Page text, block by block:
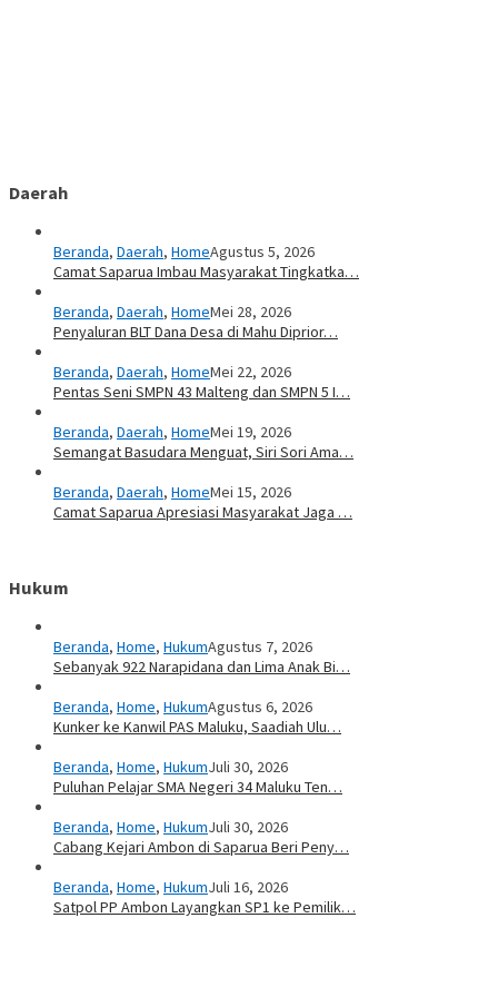
Daerah
Beranda, Daerah, HomeAgustus 5, 2026
Camat Saparua Imbau Masyarakat Tingkatka…
Beranda, Daerah, HomeMei 28, 2026
Penyaluran BLT Dana Desa di Mahu Diprior…
Beranda, Daerah, HomeMei 22, 2026
Pentas Seni SMPN 43 Malteng dan SMPN 5 I…
Beranda, Daerah, HomeMei 19, 2026
Semangat Basudara Menguat, Siri Sori Ama…
Beranda, Daerah, HomeMei 15, 2026
Camat Saparua Apresiasi Masyarakat Jaga …
Hukum
Beranda, Home, HukumAgustus 7, 2026
Sebanyak 922 Narapidana dan Lima Anak Bi…
Beranda, Home, HukumAgustus 6, 2026
Kunker ke Kanwil PAS Maluku, Saadiah Ulu…
Beranda, Home, HukumJuli 30, 2026
Puluhan Pelajar SMA Negeri 34 Maluku Ten…
Beranda, Home, HukumJuli 30, 2026
Cabang Kejari Ambon di Saparua Beri Peny…
Beranda, Home, HukumJuli 16, 2026
Satpol PP Ambon Layangkan SP1 ke Pemilik…